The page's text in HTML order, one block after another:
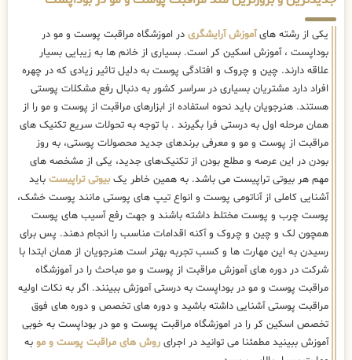
یکی از رشته هایآموزش آرایشگری در اموزشگاه مراقبت پوست و مو در
بوداپست ، آموزش اسکین کر است. بسیاری از خانم ها به زیبایی بسیار
علاقه دارند. چین و چروک و افتادگی پوست به دلیل تاثیر زیادی که در چهره
افراد دارد مشتریان بسیاری در سراسر کشور به دنبال رفع مشکلات پوستی
هستند. هنرجویان باید نحوه استفاده از ابزارهای مراقبت از پوست و مو را از
همان مرحله اول به درستی فرا بگیرند . با توجه به تحولات سریع تکنیک ‌های
مراقبت از پوست و مو و معرفی برندهای جدید محصولات پوستی، به روز
بودن در این عرصه و مطلع بودن از تکنیک‌های جدید، یکی از مشخصه های
مهم هر بیوتی تراپیست می باشد. به همین خاطر یکبیوتی تراپیست باید
آشنایی کاملی از آناتومی پوست و انواع تیپ های پوستی مانند پوست خشک،
پوست چرب و پوست مختلط داشته باشند و جهت رفع آسیب های پوست
همچون لک و چین و چروک و آکنه اقدامات مناسب را انجام دهند. پس برای
رسیدن به این مهارت ها و کسب تجربه بهتر است هنرجویان از همان ابتدا با
شرکت در دوره های آموزش مراقبت از پوست و مو مباحث را در آموزشگاه
مراقبت پوست و مو در بوداپست به درستی آموزش ببینند. اگر به نکات اولیه
مراقبت پوستی آشنایی داشته باشید و دوره های تخصص و دوره های فوق
تخصص اسکین کر را در اموزشگاه مراقبت پوست و مو در بوداپست به خوبی
آموزش ببینید مطمئنا می توانید در اجرای روش های مراقبت پوست و مو به